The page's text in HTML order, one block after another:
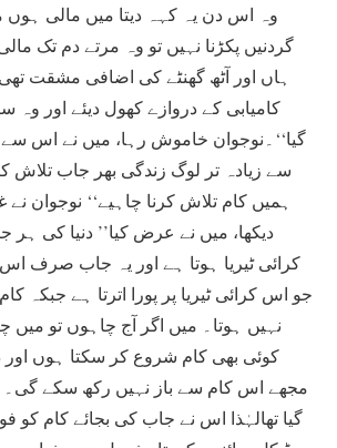
وہ اس دن یہ کہہ دیتا میں مالی ہوں
گردنیں پکڑنا نہیں تو وہ مرتے دم تک
ہاں اور آٹھ گھنٹے کی اضافی مشقت
کامیابی کے دروازے کھول دیئے اور
گیا‘‘۔نوجوان خاموش رہا، میں نے اس
سے زیادہ تر لوگ زندگی بھر جاب تلاش
ہمیں کام تلاش کرنا چاہیے‘‘ نوجوان
دیکھا، میں نے عرض کیا’’ دنیا کی ہر
کرائی ٹیریا ہوتا ہے اور یہ جاب صرف
جو اس کرائی ٹیریا پر پورا اترتا ہے جبکہ
نہیں ہوتا۔ میں اگر آج چاہوں تو میں
کوئی بھی کام شروع کر سکتا ہوں
مجھے اس کام سے باز نہیں رکھ سکے
گیا تھالہٰذا اس نے جاب کی بجائے کام